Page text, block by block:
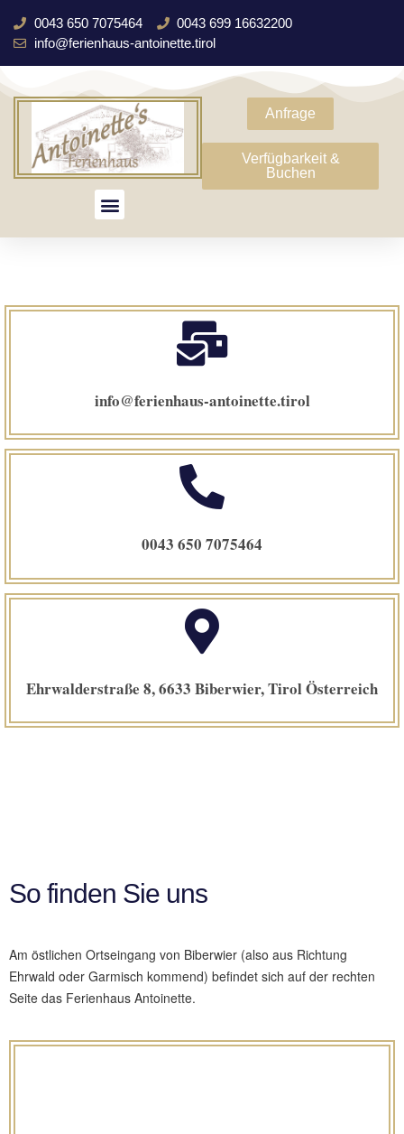
0043 650 7075464
0043 699 16632200
info@ferienhaus-antoinette.tirol
Anfrage
Verfügbarkeit &
Buchen
info@ferienhaus-antoinette.tirol
0043 650 7075464
Ehrwalderstraße 8, 6633 Biberwier, Tirol Österreich
So finden Sie uns
Am östlichen Ortseingang von Biberwier (also aus Richtung
Ehrwald oder Garmisch kommend) befindet sich auf der rechten
Seite das Ferienhaus Antoinette.